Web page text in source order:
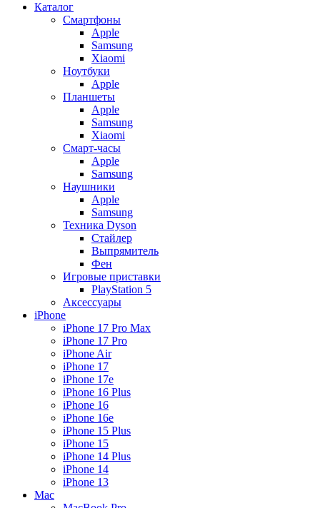
Каталог
Смартфоны
Apple
Samsung
Xiaomi
Ноутбуки
Apple
Планшеты
Apple
Samsung
Xiaomi
Смарт-часы
Apple
Samsung
Наушники
Apple
Samsung
Техника Dyson
Стайлер
Выпрямитель
Фен
Игровые приставки
PlayStation 5
Аксессуары
iPhone
iPhone 17 Pro Max
iPhone 17 Pro
iPhone Air
iPhone 17
iPhone 17e
iPhone 16 Plus
iPhone 16
iPhone 16e
iPhone 15 Plus
iPhone 15
iPhone 14 Plus
iPhone 14
iPhone 13
Mac